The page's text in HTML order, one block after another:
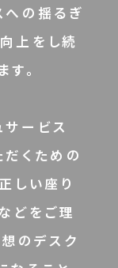
への揺るぎ
上をし続
。
ービス
くための
しい座り
どをご理
のデスク